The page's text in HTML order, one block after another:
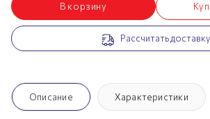
В корзину
Рассчитать доставку
Описание Характеристики